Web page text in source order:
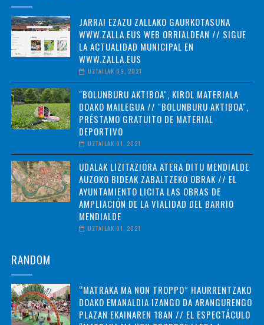
JARRAI EZAZU ZALLAKO GAURKOTASUNA
WWW.ZALLA.EUS WEB ORRIALDEAN // SIGUE
LA ACTUALIDAD MUNICIPAL EN
WWW.ZALLA.EUS
UZTAILAK 09, 2021
"BOLUNBURU AKTIBOA", KIROL MATERIALA
DOAKO MAILEGUA // "BOLUNBURU AKTIBOA",
PRÉSTAMO GRATUITO DE MATERIAL
DEPORTIVO
UZTAILAK 01, 2021
UDALAK LIZITAZIORA ATERA DITU MENDIALDE
AUZOKO BIDEAK ZABALTZEKO OBRAK // EL
AYUNTAMIENTO LICITA LAS OBRAS DE
AMPLIACIÓN DE LA VIALIDAD DEL BARRIO
MENDIALDE
UZTAILAK 01, 2021
RANDOM
“MATRAKA MA NON TROPPO” HAURRENTZAKO
DOAKO EMANALDIA IZANGO DA ARANGURENGO
PLAZAN EKAINAREN 18AN // EL ESPECTÁCULO